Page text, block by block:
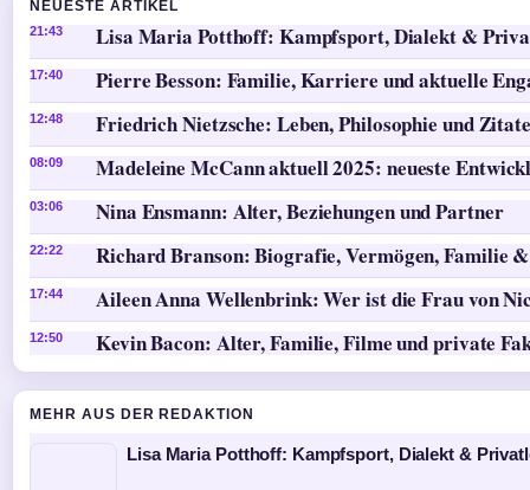
NEUESTE ARTIKEL
21:43 Lisa Maria Potthoff: Kampfsport, Dialekt &
17:40 Pierre Besson: Familie, Karriere und aktuelle
12:48 Friedrich Nietzsche: Leben, Philosophie und Zitate
08:09 Madeleine McCann aktuell 2025: neueste
03:06 Nina Ensmann: Alter, Beziehungen und Partner
22:22 Richard Branson: Biografie, Vermögen, Familie
17:44 Aileen Anna Wellenbrink: Wer ist die Frau von
12:50 Kevin Bacon: Alter, Familie, Filme und private
MEHR AUS DER REDAKTION
Lisa Maria Potthoff: Kampfsport, Dialekt &